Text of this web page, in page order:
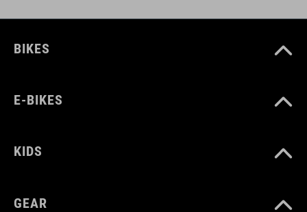
BIKES
E-BIKES
KIDS
GEAR